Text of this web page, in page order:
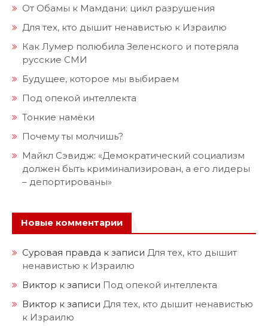
От Обамы к Мамдани: цикл разрушения
Для тех, кто дышит ненавистью к Израилю
Как Лумер полюбила Зеленского и потеряла
русские СМИ
Будущее, которое мы выбираем
Под опекой интеллекта
Тонкие намёки
Почему ты молчишь?
Майкл Сэвидж: «Демократический социализм
должен быть криминализирован, а его лидеры
– депортированы»
Новые комментарии
Суровая правда к записи Для тех, кто дышит
ненавистью к Израилю
Виктор к записи Под опекой интеллекта
Виктор к записи Для тех, кто дышит ненавистью
к Израилю